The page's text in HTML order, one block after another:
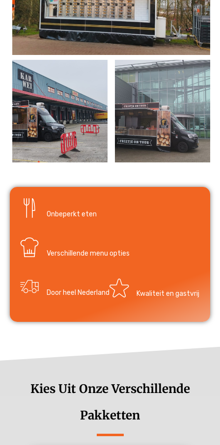
Onbeperkt eten
Verschillende menu opties
Door heel Nederland Kwaliteit en gastvrij
Kies Uit Onze Verschillende
Pakketten